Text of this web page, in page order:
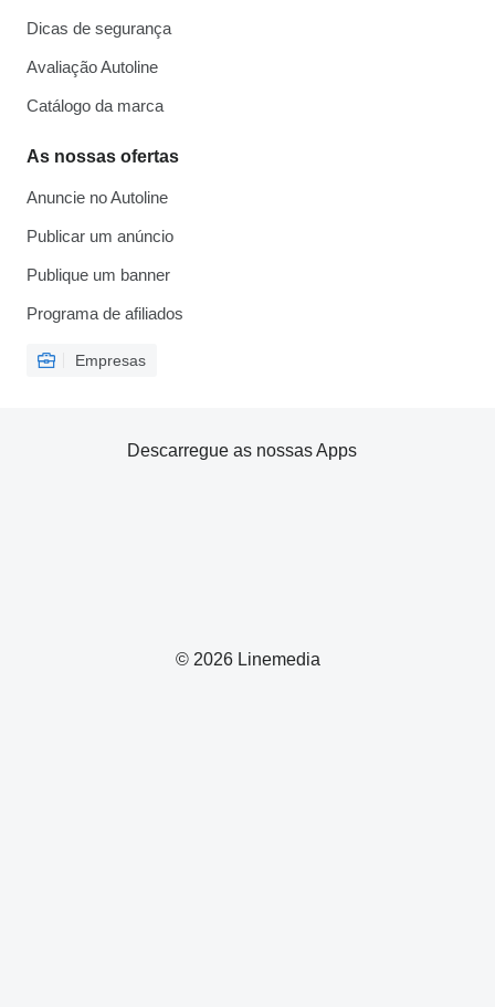
Dicas de segurança
Avaliação Autoline
Catálogo da marca
As nossas ofertas
Anuncie no Autoline
Publicar um anúncio
Publique um banner
Programa de afiliados
Empresas
© 2026 Linemedia
Descarregue as nossas Apps